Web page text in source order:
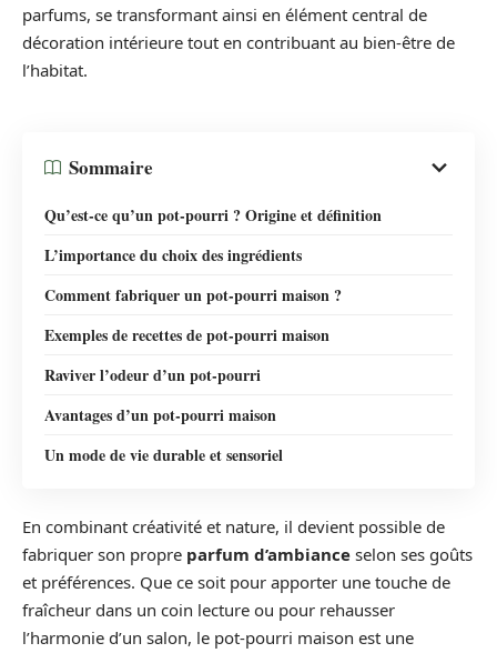
parfums, se transformant ainsi en élément central de
décoration intérieure tout en contribuant au bien-être de
l’habitat.
Sommaire
Qu’est-ce qu’un pot-pourri ? Origine et définition
L’importance du choix des ingrédients
Comment fabriquer un pot-pourri maison ?
Exemples de recettes de pot-pourri maison
Raviver l’odeur d’un pot-pourri
Avantages d’un pot-pourri maison
Un mode de vie durable et sensoriel
En combinant créativité et nature, il devient possible de
fabriquer son propre parfum d’ambiance selon ses goûts
et préférences. Que ce soit pour apporter une touche de
fraîcheur dans un coin lecture ou pour rehausser
l’harmonie d’un salon, le pot-pourri maison est une